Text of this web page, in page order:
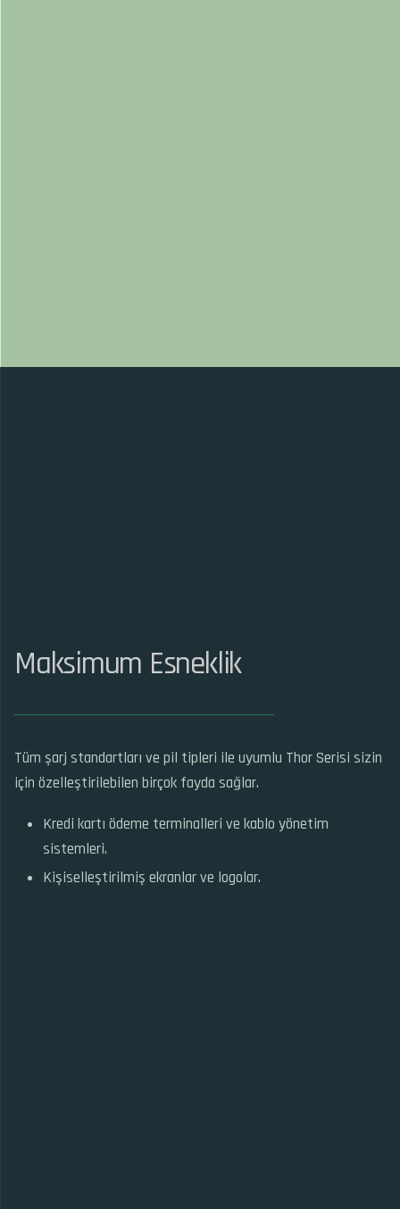
Maksimum Esneklik
Tüm şarj standartları ve pil tipleri ile uyumlu Thor Serisi sizin
için özelleştirilebilen birçok fayda sağlar.
Kredi kartı ödeme terminalleri ve kablo yönetim
sistemleri.
Kişiselleştirilmiş ekranlar ve logolar.